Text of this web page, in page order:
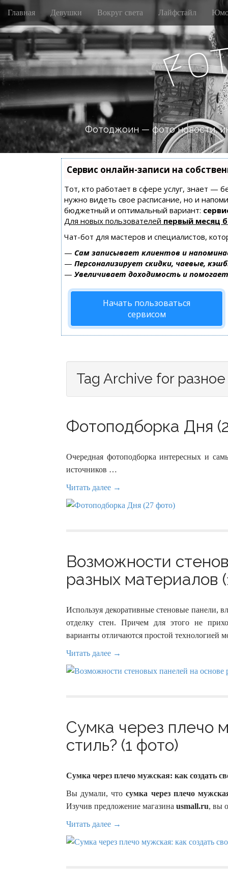
M
i
n
m
e
n
u
S
i
p
t
o
c
o
n
t
e
Главная Девушки Вокруг света Лайфстайл
Fo
Фотоджоин — фото новости,
Сервис онлайн-записи на
Тот, кто работает в сфере услуг, знает —
нужно видеть свое расписание, но и
бюджетный и оптимальный вариант:
Для новых пользователей первый месяц
Чат-бот для мастеров и специалистов,
— Сам записывает клиентов и
— Персонализирует скидки, чаевые,
— Увеличивает доходимость и
Начать пользоваться
сервисом
Tag Archive for разное
Фотоподборка Дня
Очередная фотоподборка интересных и
источников …
Читать далее →
Возможности
разных материалов
Используя декоративные стеновые панели,
отделку стен. Причем для этого не
варианты отличаются простой технологией
Читать далее →
Сумка через плечо
стиль? (1 фото)
Сумка через плечо мужская: как создать
Вы думали, чтосумка через плечо
Изучив предложение магазина usmall.ru, вы
Читать далее →